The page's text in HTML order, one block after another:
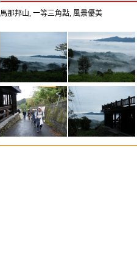
馬那邦山, 一等三角點, 風景優美